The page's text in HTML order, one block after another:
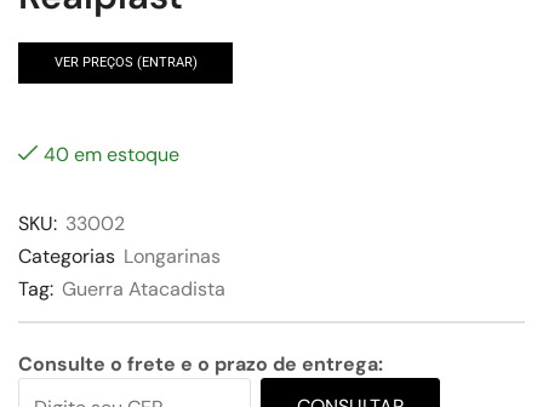
VER PREÇOS (ENTRAR)
40 em estoque
SKU: 33002
Categorias Longarinas
Tag: Guerra Atacadista
Consulte o frete e o prazo de entrega: